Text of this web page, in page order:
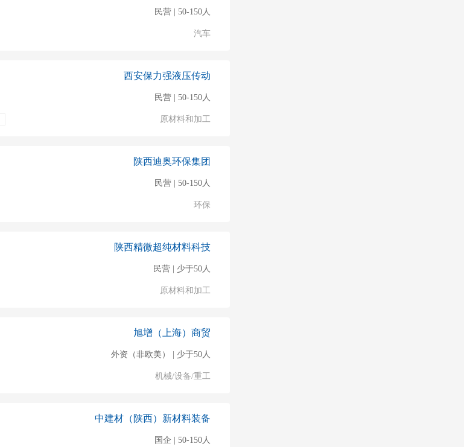
民营 | 50-150人
汽车
西安保力强液压传动
民营 | 50-150人
原材料和加工
陕西迪奥环保集团
民营 | 50-150人
环保
陕西精微超纯材料科技
民营 | 少于50人
原材料和加工
旭增（上海）商贸
外资（非欧美） | 少于50人
机械/设备/重工
中建材（陕西）新材料装备
国企 | 50-150人